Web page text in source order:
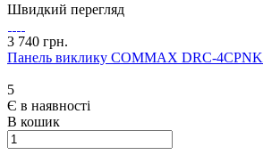
Швидкий перегляд
3 740 грн.
Панель виклику COMMAX DRC-4CPNK
5
Є в наявності
В кошик